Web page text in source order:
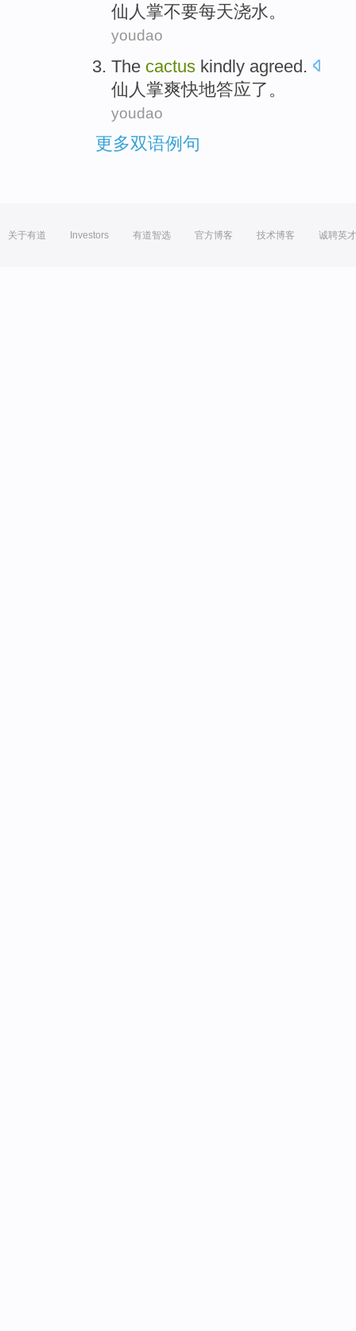
仙人掌不要每天浇水。
youdao
The cactus kindly agreed.
仙人掌爽快地答应了 。
youdao
更多双语例句
关于有道 Investors 有道智选 官方博客 技术博客 诚聘英才